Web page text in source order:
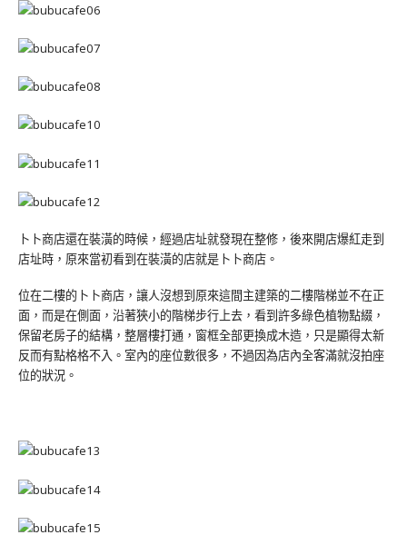
卜卜商店還在裝潢的時候，經過店址就發現在整修，後來開店爆紅走到
店址時，原來當初看到在裝潢的店就是卜卜商店。
位在二樓的卜卜商店，讓人沒想到原來這間主建築的二樓階梯並不在正
面，而是在側面，沿著狹小的階梯步行上去，看到許多綠色植物點綴，
保留老房子的結構，整層樓打通，窗框全部更換成木造，只是顯得太新
反而有點格格不入。室內的座位數很多，不過因為店內全客滿就沒拍座
位的狀況。